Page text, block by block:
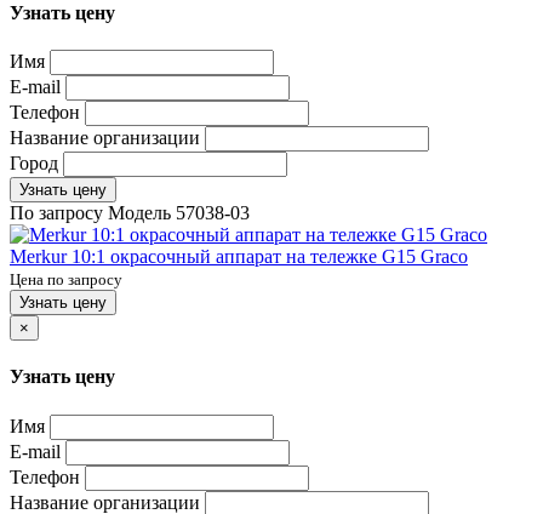
Узнать цену
Имя
E-mail
Телефон
Название организации
Город
Узнать цену
По запросу Модель 57038-03
Merkur 10:1 окрасочный аппарат на тележке G15 Graco
Цена по запросу
Узнать цену
×
Узнать цену
Имя
E-mail
Телефон
Название организации